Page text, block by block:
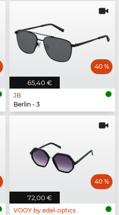
65,40 €
40 %
JB
Berlin - 3
72,00 €
40 %
VOOY by edel-optics